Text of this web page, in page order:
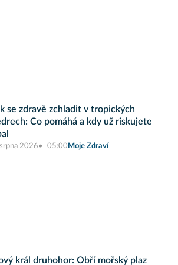
se zdravě zchladit v tropických
Co pomáhá a kdy už riskujete
2026 05:00 Moje Zdraví
král druhohor: Obří mořský plaz